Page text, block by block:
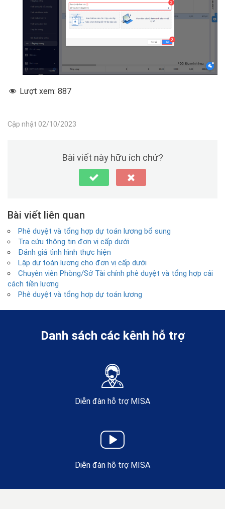
Lượt xem: 887
Cập nhật 02/10/2023
Bài viết này hữu ích chứ?
Bài viết liên quan
Phê duyệt và tổng hợp dự toán lương bổ sung
Tra cứu thông tin đơn vị cấp dưới
Đánh giá tình hình thực hiện
Lập dự toán lương cho đơn vị cấp dưới
Chuyên viên Phòng/Sở Tài chính phê duyệt và tổng hợp cải
cách tiền lương
Phê duyệt và tổng hợp dự toán lương
Danh sách các kênh hỗ trợ
Diễn đàn hỗ trợ MISA
Diễn đàn hỗ trợ MISA